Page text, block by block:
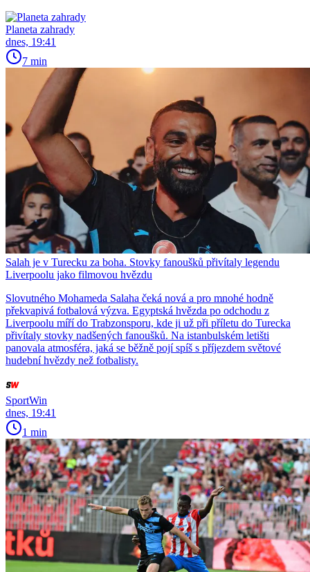
Planeta zahrady
dnes, 19:41
7 min
Salah je v Turecku za boha. Stovky fanoušků přivítaly legendu
Liverpoolu jako filmovou hvězdu
Slovutného Mohameda Salaha čeká nová a pro mnohé hodně
překvapivá fotbalová výzva. Egyptská hvězda po odchodu z
Liverpoolu míří do Trabzonsporu, kde ji už při příletu do Turecka
přivítaly stovky nadšených fanoušků. Na istanbulském letišti
panovala atmosféra, jaká se běžně pojí spíš s příjezdem světové
hudební hvězdy než fotbalisty.
SportWin
dnes, 19:41
1 min